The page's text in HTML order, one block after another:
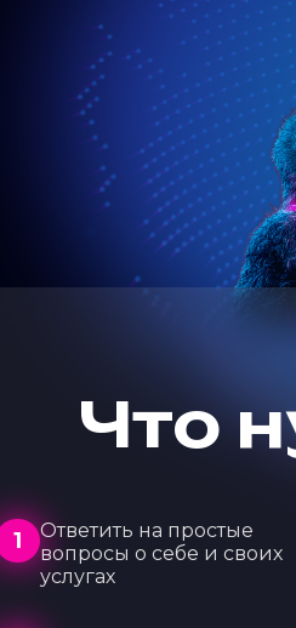
Что
1
Ответить на простые
вопросы о себе и своих
услугах